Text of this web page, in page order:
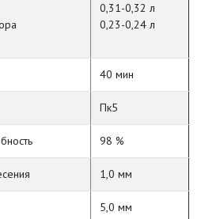
0,31-0,32 л
0,23-0,24 л
40 мин
Пк5
98 %
1,0 мм
5,0 мм